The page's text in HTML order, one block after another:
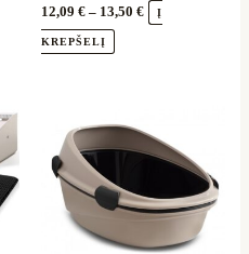
12,09 € – 13,50 € Į
KREPŠELĮ
the